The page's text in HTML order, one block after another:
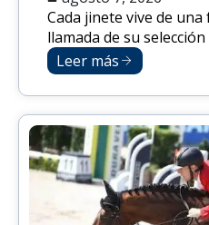
Cada jinete vive de
llamada de su
Leer más